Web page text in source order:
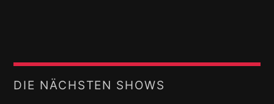
DIE NÄCHSTEN SHOWS